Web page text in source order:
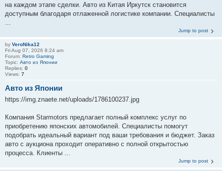
на каждом этапе сделки. Авто из Китая Иркутск становится
доступным благодаря отлаженной логистике компании. Специалисты
...
Jump to post
by VeroNika12
Fri Aug 07, 2026 8:24 am
Forum: Retro Gaming
Topic: Авто из Японии
Replies: 0
Views: 7
Авто из Японии
https://img.znaete.net/uploads/1786100237.jpg
Компания Starmotors предлагает полный комплекс услуг по
приобретению японских автомобилей. Специалисты помогут
подобрать идеальный вариант под ваши требования и бюджет. Заказ
авто с аукциона проходит оперативно с полной открытостью
процесса. Клиенты ...
Jump to post